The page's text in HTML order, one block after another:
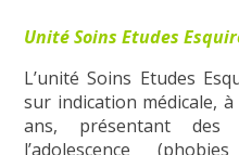
Unité Soins Etudes
L’unité Soins Etudes
sur indication médicale,
ans, présentant des
l’adolescence